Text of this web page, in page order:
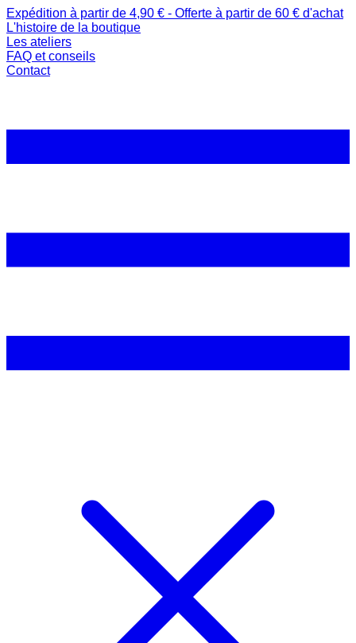
Expédition à partir de 4,90 € - Offerte à partir de 60 € d'achat
L'histoire de la boutique
Les ateliers
FAQ et conseils
Contact